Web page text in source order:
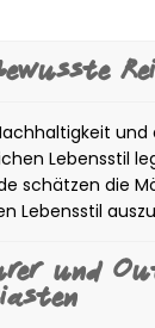
und
Lebensstil
schätzen die
Lebensstil
und